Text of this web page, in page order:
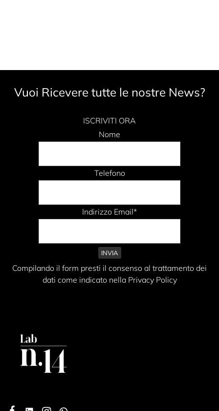
Vuoi Ricevere tutte le nostre News?
ISCRIVITI ORA
Nome
Telefono
Indirizzo Email*
Compilando il form presti il consenso al trattamento dei
dati come indicato nella Privacy Policy